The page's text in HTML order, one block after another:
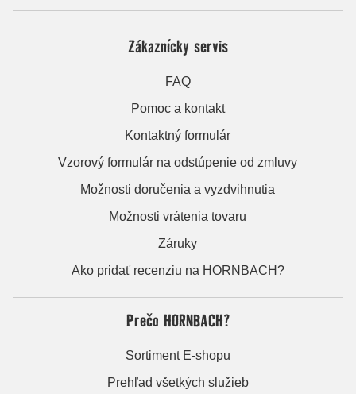
Zákaznícky servis
FAQ
Pomoc a kontakt
Kontaktný formulár
Vzorový formulár na odstúpenie od zmluvy
Možnosti doručenia a vyzdvihnutia
Možnosti vrátenia tovaru
Záruky
Ako pridať recenziu na HORNBACH?
Prečo HORNBACH?
Sortiment E-shopu
Prehľad všetkých služieb